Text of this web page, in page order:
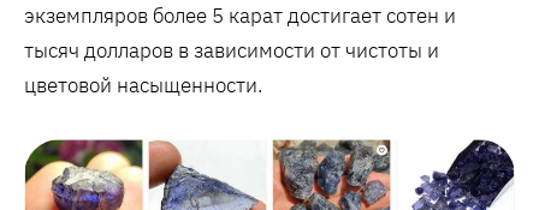
экземпляров более 5 карат достигает сотен и
тысяч долларов в зависимости от чистоты и
цветовой насыщенности.